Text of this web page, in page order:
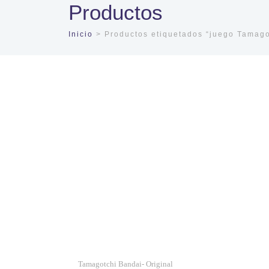
Productos
Inicio > Productos etiquetados “juego
Tamagotchi Bandai- Original